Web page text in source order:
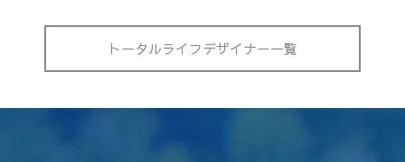
トータルライフデザイナー一覧